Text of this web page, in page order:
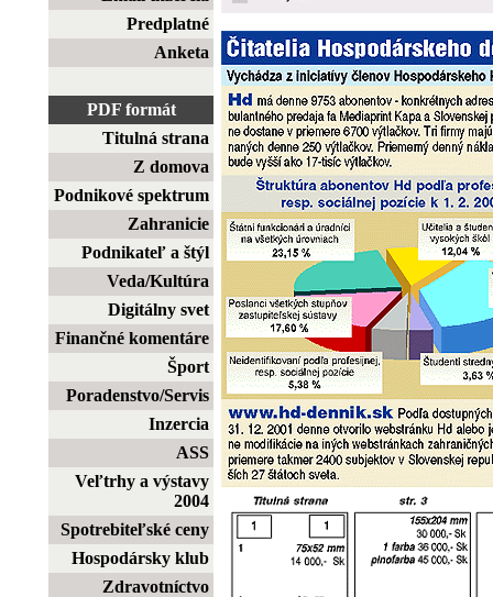
Predplatné
Anketa
PDF formát
Titulná strana
Z domova
Podnikové spektrum
Zahranicie
Podnikateľ a štýl
Veda/Kultúra
Digitálny svet
Finančné komentáre
Šport
Poradenstvo/Servis
Inzercia
ASS
Veľtrhy a výstavy
2004
Spotrebiteľské ceny
Hospodársky klub
Zdravotníctvo